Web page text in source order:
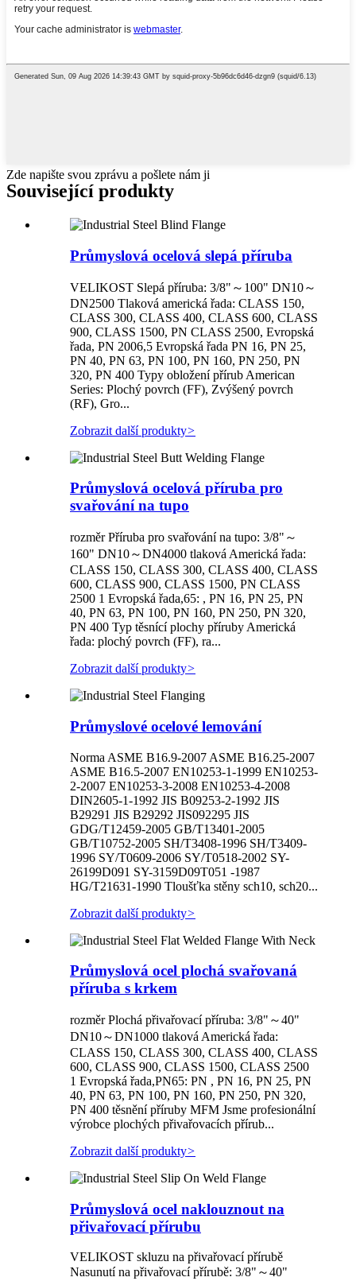
Zde napište svou zprávu a pošlete nám ji
Související produkty
Průmyslová ocelová slepá příruba
VELIKOST Slepá příruba: 3/8"～100" DN10～
DN2500 Tlaková americká řada: CLASS 150,
CLASS 300, CLASS 400, CLASS 600, CLASS
900, CLASS 1500, PN CLASS 2500, Evropská
řada, PN 2006,5 Evropská řada PN 16, PN 25,
PN 40, PN 63, PN 100, PN 160, PN 250, PN
320, PN 400 Typy obložení přírub American
Series: Plochý povrch (FF), Zvýšený povrch
(RF), Gro...
Zobrazit další produkty>
Průmyslová ocelová příruba pro
svařování na tupo
rozměr Příruba pro svařování na tupo: 3/8"～
160" DN10～DN4000 tlaková Americká řada:
CLASS 150, CLASS 300, CLASS 400, CLASS
600, CLASS 900, CLASS 1500, PN CLASS
2500 1 Evropská řada,65: , PN 16, PN 25, PN
40, PN 63, PN 100, PN 160, PN 250, PN 320,
PN 400 Typ těsnící plochy příruby Americká
řada: plochý povrch (FF), ra...
Zobrazit další produkty>
Průmyslové ocelové lemování
Norma ASME B16.9-2007 ASME B16.25-2007
ASME B16.5-2007 EN10253-1-1999 EN10253-
2-2007 EN10253-3-2008 EN10253-4-2008
DIN2605-1-1992 JIS B09253-2-1992 JIS
B29291 JIS B29292 JIS092295 JIS
GDG/T12459-2005 GB/T13401-2005
GB/T10752-2005 SH/T3408-1996 SH/T3409-
1996 SY/T0609-2006 SY/T0518-2002 SY-
26199D091 SY-3159D09T051 -1987
HG/T21631-1990 Tloušťka stěny sch10, sch20...
Zobrazit další produkty>
Průmyslová ocel plochá svařovaná
příruba s krkem
rozměr Plochá přivařovací příruba: 3/8"～40"
DN10～DN1000 tlaková Americká řada:
CLASS 150, CLASS 300, CLASS 400, CLASS
600, CLASS 900, CLASS 1500, CLASS 2500
1 Evropská řada,PN65: PN , PN 16, PN 25, PN
40, PN 63, PN 100, PN 160, PN 250, PN 320,
PN 400 těsnění příruby MFM Jsme profesionální
výrobce plochých přivařovacích přírub...
Zobrazit další produkty>
Průmyslová ocel naklouznout na
přivařovací přírubu
VELIKOST skluzu na přivařovací přírubě
Nasunutí na přivařovací přírubě: 3/8"～40"